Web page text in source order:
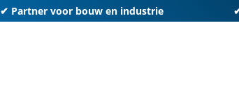
✔ Partner voor bouw en industrie